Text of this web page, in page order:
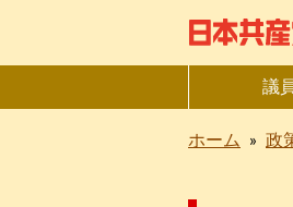
議
ホーム » 政